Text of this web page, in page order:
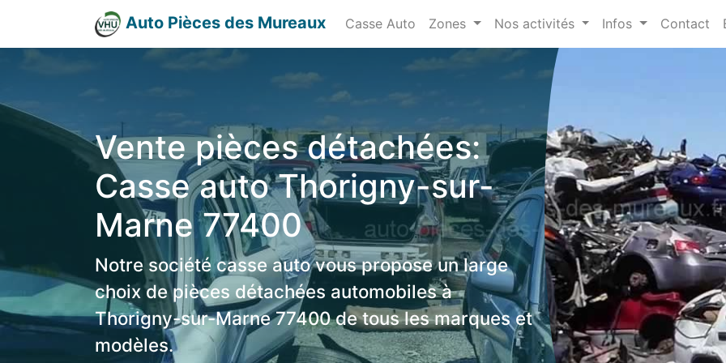
Auto Pièces des Mureaux Casse Auto Zones Nos activités Infos Contact
Vente pièces détachées:
Casse auto Thorigny-sur-
Marne 77400
Notre société casse auto vous propose un large
choix de pièces détachées automobiles à
Thorigny-sur-Marne 77400 de tous les marques et
modèles.